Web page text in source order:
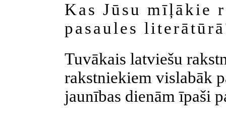
Kas Jūsu mīļākie
pasaules
Tuvākais latviešu
rakstniekiem vislabāk
jaunības dienām īpaši